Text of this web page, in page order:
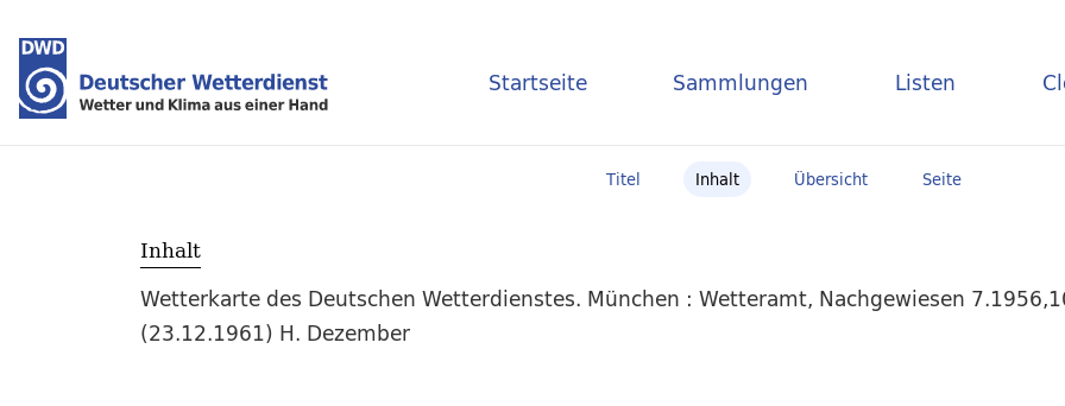
Startseite Sammlungen Listen
Titel Inhalt Übersicht Seite
Inhalt
Wetterkarte des Deutschen Wetterdienstes. München : Wetteramt, Nachgewiesen
(23.12.1961) H. Dezember